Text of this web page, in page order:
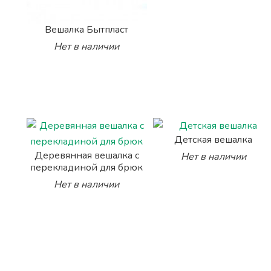
Вешалка Бытпласт
Нет в наличии
Деревянная вешалка с
перекладиной для брюк
Нет в наличии
Детская вешалка
Нет в наличии